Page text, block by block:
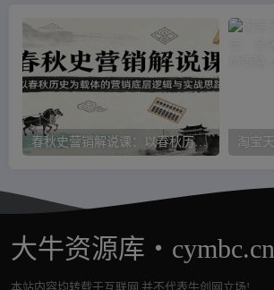
春秋史营销解说课：以春秋历史为载体的营销底层逻辑与实战思路
大牛资源库・cymbc.cn
本站内容均转载于互联网,并不代表牛创网立场!